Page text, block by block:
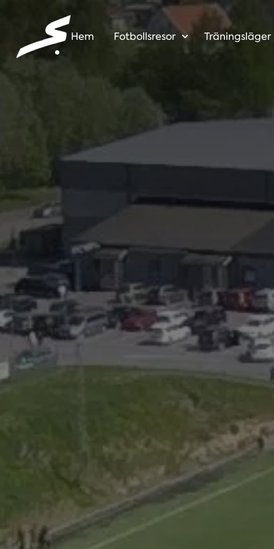
Hem Fotbollsresor Träningsläger